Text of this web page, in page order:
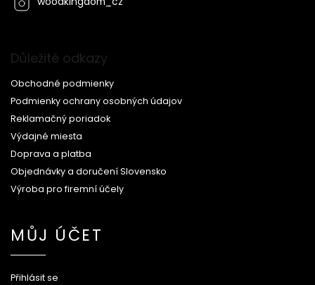
Důležité odkazy
Obchodné podmienky
Podmienky ochrany osobných údajov
Reklamačný poriadok
Výdajné miesta
Doprava a platba
Objednávky a doručení Slovensko
Výroba pro firemní účely
MŮJ ÚČET
Přihlásit se